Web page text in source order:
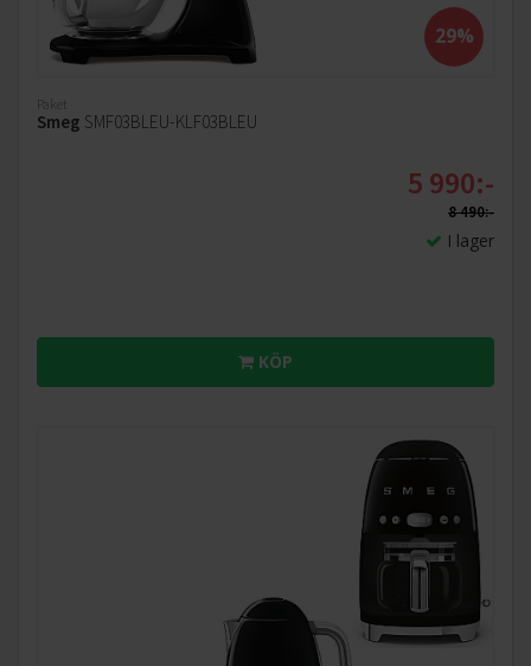
Optimal mångsidighet tack vare de fyra medföljande
tillbehören: ballongvisp, platt visp, visp med flexibla
Prestanda och elegans
Smegs köksmaskin i klassisk 50-talsdesign kombinerar stil
29%
Paket
Smeg SMF03BLEU-KLF03BLEU
5 990:-
8 490:-
I lager
KÖP